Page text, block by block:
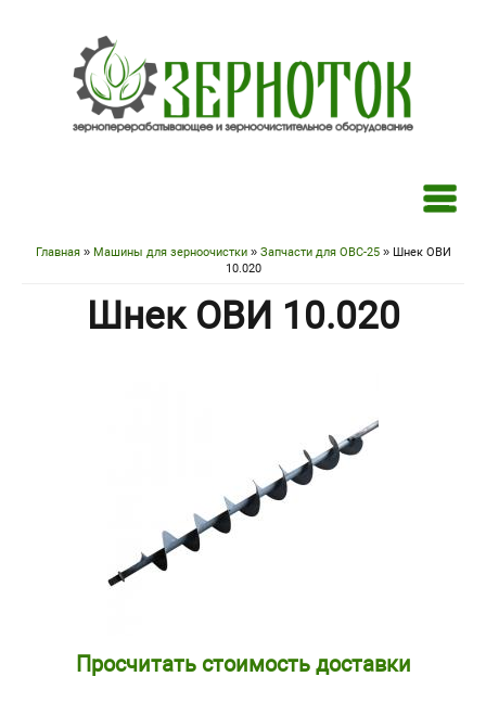
Вы здесь
Главная» Машины для зерноочистки» Запчасти для ОВС-25» Шнек ОВИ
10.020
Шнек ОВИ 10.020
Просчитать стоимость доставки